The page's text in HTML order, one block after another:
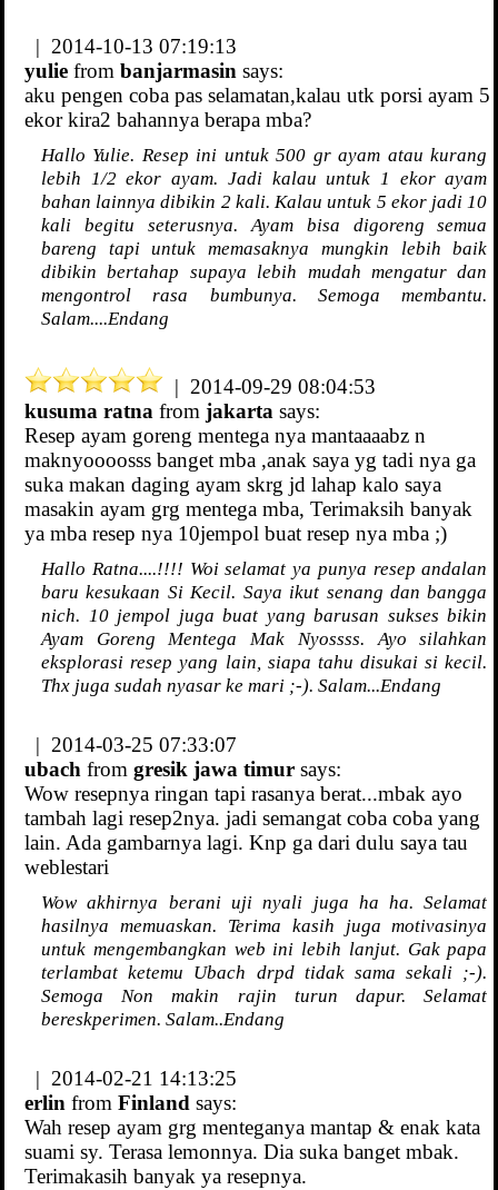
| 2014-10-13 07:19:13
yulie from banjarmasin says:
aku pengen coba pas selamatan,kalau utk porsi ayam 5
ekor kira2 bahannya berapa mba?
Hallo Yulie. Resep ini untuk 500 gr ayam atau kurang
lebih 1/2 ekor ayam. Jadi kalau untuk 1 ekor ayam
bahan lainnya dibikin 2 kali. Kalau untuk 5 ekor jadi 10
kali begitu seterusnya. Ayam bisa digoreng semua
bareng tapi untuk memasaknya mungkin lebih baik
dibikin bertahap supaya lebih mudah mengatur dan
mengontrol rasa bumbunya. Semoga membantu.
Salam....Endang
| 2014-09-29 08:04:53
kusuma ratna from jakarta says:
Resep ayam goreng mentega nya mantaaaabz n
maknyoooosss banget mba ,anak saya yg tadi nya ga
suka makan daging ayam skrg jd lahap kalo saya
masakin ayam grg mentega mba, Terimaksih banyak
ya mba resep nya 10jempol buat resep nya mba ;)
Hallo Ratna....!!!! Woi selamat ya punya resep andalan
baru kesukaan Si Kecil. Saya ikut senang dan bangga
nich. 10 jempol juga buat yang barusan sukses bikin
Ayam Goreng Mentega Mak Nyossss. Ayo silahkan
eksplorasi resep yang lain, siapa tahu disukai si kecil.
Thx juga sudah nyasar ke mari ;-). Salam...Endang
| 2014-03-25 07:33:07
ubach from gresik jawa timur says:
Wow resepnya ringan tapi rasanya berat...mbak ayo
tambah lagi resep2nya. jadi semangat coba coba yang
lain. Ada gambarnya lagi. Knp ga dari dulu saya tau
weblestari
Wow akhirnya berani uji nyali juga ha ha. Selamat
hasilnya memuaskan. Terima kasih juga motivasinya
untuk mengembangkan web ini lebih lanjut. Gak papa
terlambat ketemu Ubach drpd tidak sama sekali ;-).
Semoga Non makin rajin turun dapur. Selamat
bereskperimen. Salam..Endang
| 2014-02-21 14:13:25
erlin from Finland says:
Wah resep ayam grg menteganya mantap & enak kata
suami sy. Terasa lemonnya. Dia suka banget mbak.
Terimakasih banyak ya resepnya.